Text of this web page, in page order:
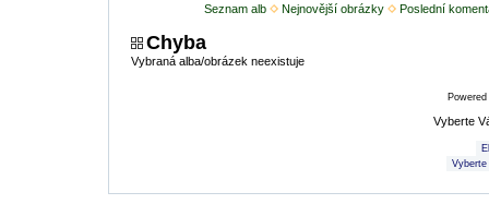
Seznam alb Nejnovější obrázky Poslední
Chyba
Vybraná alba/obrázek neexistuje
Vyberte